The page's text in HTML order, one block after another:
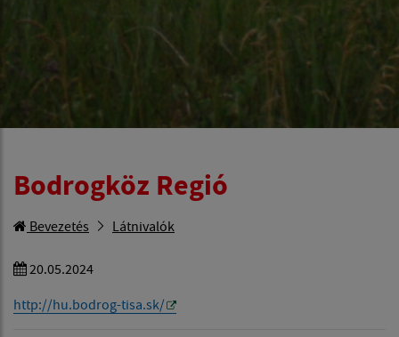
Bodrogköz Regió
Bevezetés Látnivalók
20.05.2024
http://hu.bodrog-tisa.sk/